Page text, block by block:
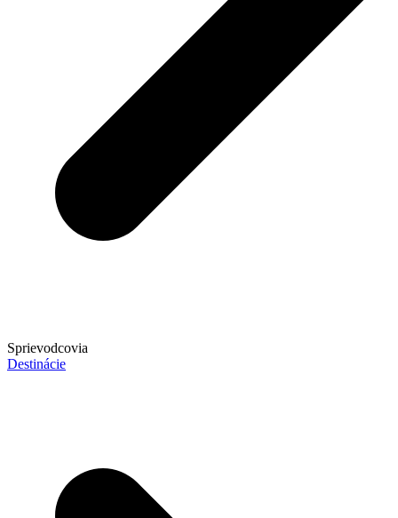
Sprievodcovia
Destinácie